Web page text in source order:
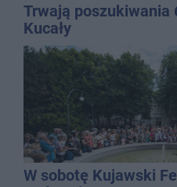
Trwają poszukiwania
Kucały
W sobotę Kujawski